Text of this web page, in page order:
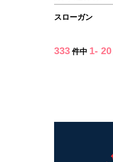
スローガン
333 件中 1- 20